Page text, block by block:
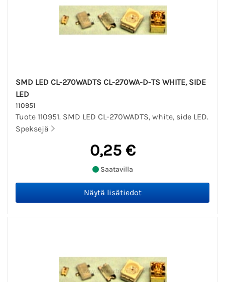
SMD LED CL-270WADTS CL-270WA-D-TS WHITE, SIDE
LED
110951
Tuote 110951. SMD LED CL-270WADTS, white, side LED.
Speksejä
0,25 €
Saatavilla